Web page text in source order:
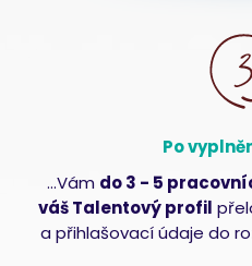
Po
…Vám do 3 - 5
váš Talentový profil
a přihlašovací údaje do